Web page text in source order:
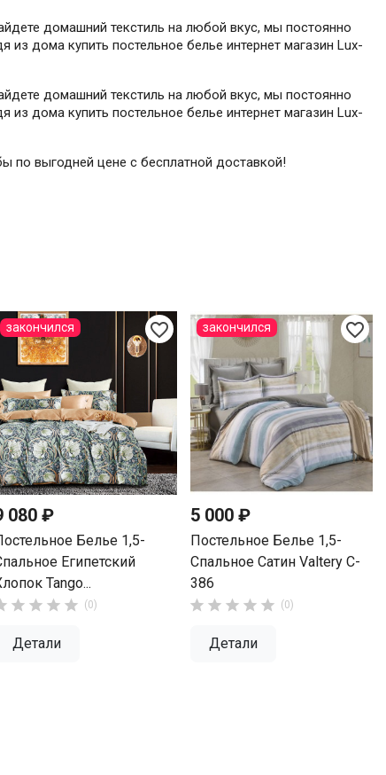
домашний текстиль на любой вкус, мы постоянно
дома купить постельное белье интернет магазин Lux-
домашний текстиль на любой вкус, мы постоянно
дома купить постельное белье интернет магазин Lux-
по выгодней цене с бесплатной доставкой!
favorite_border
080 ₽
Белье 1,5-
Египетский
Tango...
    (0)
Детали
закончился favorite_border
5 000 ₽
Постельное Белье 1,5-
Спальное Сатин Valtery C-
386
     (0)
Детали
закончился